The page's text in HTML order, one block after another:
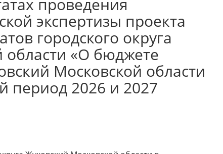
проведения
экспертизы проекта
городского округа
области «О бюджете
Московской области
период 2026 и 2027